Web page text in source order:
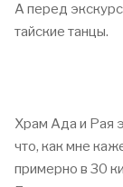
А перед
тайские танцы.
Храм Ада и Рая
что, как мне
примерно в 30